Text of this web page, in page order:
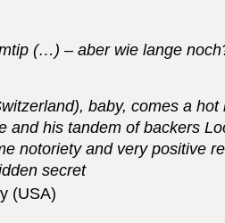
(…) – aber wie lange
baby, comes a
and his tandem of backers
notoriety and very positive
secret
(USA)